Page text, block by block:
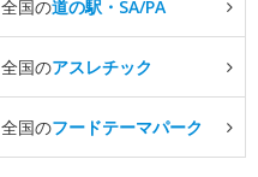
全国の道の駅・SA/PA
全国のアスレチック
全国のフードテーマパーク